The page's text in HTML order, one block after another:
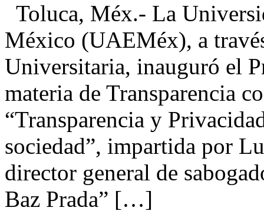
Toluca, Méx.- La
México (UAEMéx), a
Universitaria, inauguró el
materia de Transparencia
“Transparencia y
sociedad”, impartida por
director general de
Baz Prada” […]